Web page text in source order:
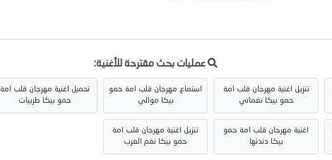
عمليات بحث مقترحة للأغنية:
تنزيل اغنية مهرجان قلب امة
حمو بيكا نغماتي
استماع مهرجان قلب امة حمو
بيكا موالي
تحميل اغنية مهرجان قلب امة
حمو بيكا طربيات
اغنية مهرجان قلب امة حمو
بيكا دندنها
تنزيل اغنية مهرجان قلب امة
حمو بيكا نغم العرب